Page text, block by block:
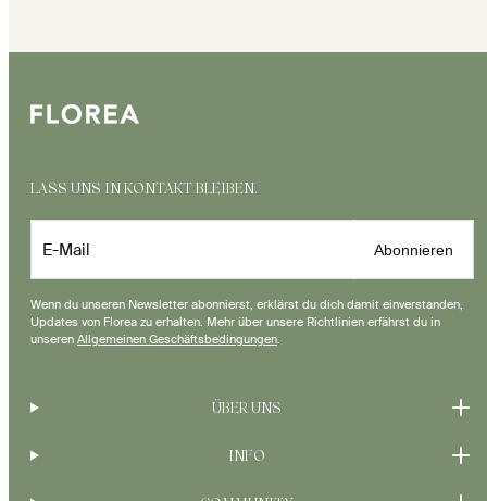
LASS UNS IN KONTAKT BLEIBEN.
E-Mail Abonnieren
Wenn du unseren Newsletter abonnierst, erklärst du dich damit einverstanden,
Updates von Florea zu erhalten. Mehr über unsere Richtlinien erfährst du in
unseren Allgemeinen Geschäftsbedingungen.
ÜBER UNS
INFO